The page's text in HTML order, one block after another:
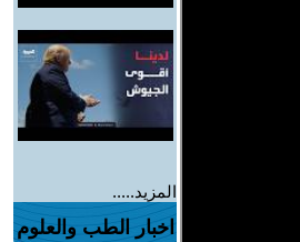
المزيد.....
اخبار الطب والعلوم